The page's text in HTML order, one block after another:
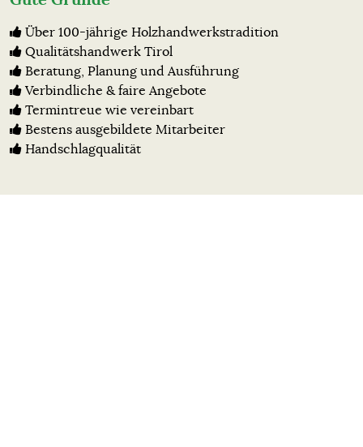
Über 100-jährige Holzhandwerkstradition
Qualitätshandwerk Tirol
Beratung, Planung und Ausführung
Verbindliche & faire Angebote
Termintreue wie vereinbart
Bestens ausgebildete Mitarbeiter
Handschlagqualität